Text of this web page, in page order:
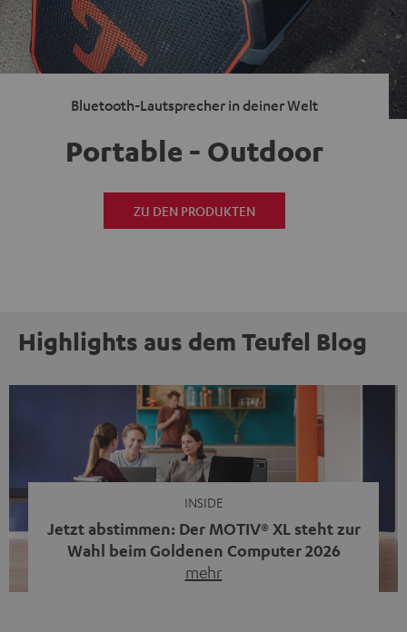
Bluetooth-Lautsprecher in deiner Welt
Portable - Outdoor
ZU DEN PRODUKTEN
Highlights aus dem Teufel Blog
INSIDE
Jetzt abstimmen: Der MOTIV® XL steht zur
Wahl beim Goldenen Computer 2026
mehr